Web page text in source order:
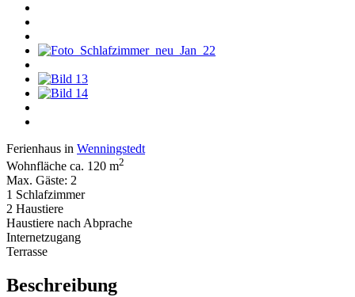
Ferienhaus in Wenningstedt
Wohnfläche ca. 120 m2
Max. Gäste: 2
1 Schlafzimmer
2 Haustiere
Haustiere nach Abprache
Internetzugang
Terrasse
Beschreibung